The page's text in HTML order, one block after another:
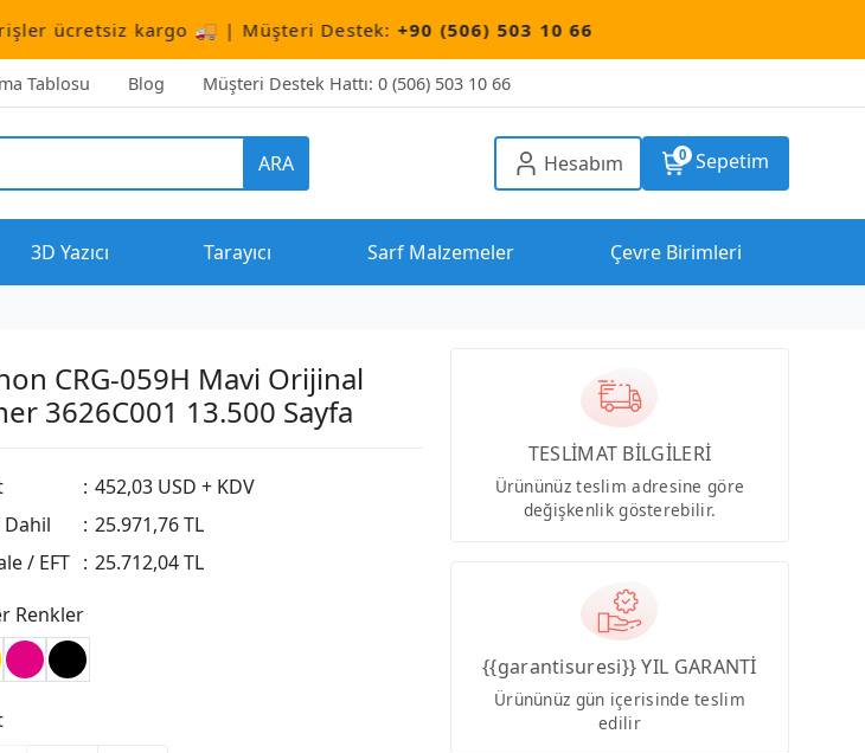
kargo 🚚 | Müşteri Destek:+90 (506) 503 10 66
Tablosu Blog Müşteri Destek Hattı: 0 (506) 503 10 66
ARA Hesabım 0 Sepetim
3D Yazıcı Tarayıcı Sarf Malzemeler Çevre Birimleri
CRG-059H Mavi Orijinal
3626C001 13.500 Sayfa
: 452,03 USD + KDV
Dahil
: 25.971,76 TL
/ EFT : 25.712,04 TL
Renkler
TESLİMAT BİLGİLERİ
Ürününüz teslim adresine göre
değişkenlik gösterebilir.
{{garantisuresi}} YIL GARANTİ
Ürününüz gün içerisinde teslim
edilir